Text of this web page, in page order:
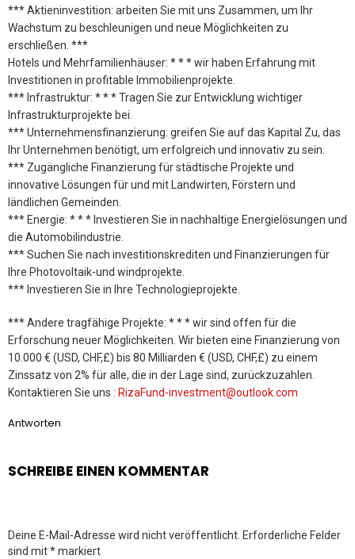
*** Aktieninvestition: arbeiten Sie mit uns Zusammen, um Ihr
Wachstum zu beschleunigen und neue Möglichkeiten zu
erschließen. ***
Hotels und Mehrfamilienhäuser: * * * wir haben Erfahrung mit
Investitionen in profitable Immobilienprojekte.
*** Infrastruktur: * * * Tragen Sie zur Entwicklung wichtiger
Infrastrukturprojekte bei.
*** Unternehmensfinanzierung: greifen Sie auf das Kapital Zu, das
Ihr Unternehmen benötigt, um erfolgreich und innovativ zu sein.
*** Zugängliche Finanzierung für städtische Projekte und
innovative Lösungen für und mit Landwirten, Förstern und
ländlichen Gemeinden.
*** Energie: * * * Investieren Sie in nachhaltige Energielösungen und
die Automobilindustrie.
*** Suchen Sie nach investitionskrediten und Finanzierungen für
Ihre Photovoltaik-und windprojekte.
*** Investieren Sie in Ihre Technologieprojekte.
*** Andere tragfähige Projekte: * * * wir sind offen für die
Erforschung neuer Möglichkeiten. Wir bieten eine Finanzierung von
10.000 € (USD, CHF,£) bis 80 Milliarden € (USD, CHF,£) zu einem
Zinssatz von 2% für alle, die in der Lage sind, zurückzuzahlen.
Kontaktieren Sie uns : RizaFund-investment@outlook.com
Antworten
SCHREIBE EINEN KOMMENTAR
Deine E-Mail-Adresse wird nicht veröffentlicht. Erforderliche Felder
sind mit*markiert